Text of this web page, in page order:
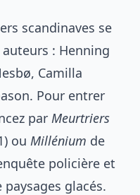
scandinaves se
: Henning
Camilla
Pour entrer
par Meurtriers
ou Millénium de
policière et
glacés.